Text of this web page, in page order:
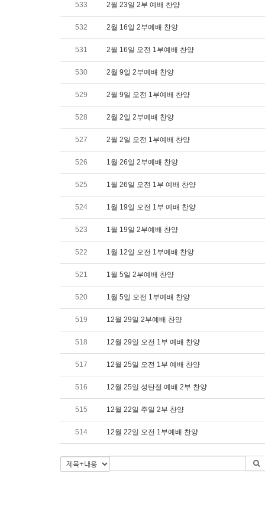
533 2월 23일 2부 예배 찬양
532 2월 16일 2부예배 찬양
531 2월 16일 오전 1부예배 찬양
530 2월 9일 2부예배 찬양
529 2월 9일 오전 1부예배 찬양
528 2월 2일 2부예배 찬양
527 2월 2일 오전 1부예배 찬양
526 1월 26일 2부예배 찬양
525 1월 26일 오전 1부 예배 찬양
524 1월 19일 오전 1부 예배 찬양
523 1월 19일 2부예배 찬양
522 1월 12일 오전 1부예배 찬양
521 1월 5일 2부예배 찬양
520 1월 5일 오전 1부예배 찬양
519 12월 29일 2부예배 찬양
518 12월 29일 오전 1부 예배 찬양
517 12월 25일 오전 1부 예배 찬양
516 12월 25일 성탄절 예배 2부 찬양
515 12월 22일 주일 2부 찬양
514 12월 22일 오전 1부예배 찬양